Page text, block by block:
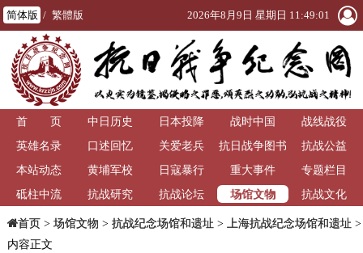
简体版 / 繁體版 2026年8月9日 星期日 11:49:01
首 页 中日历史 日本投降 战时中国
战线战役
英雄名录
口述回忆 关爱老兵
抗日战争图书
馆
抗战公益
本站动态
黄埔军校 日寇暴行 重大事件
专题栏目
砥柱中流
抗战研究 抗战论坛 场馆文物 抗战文化
首页> 场馆文物 > 抗战纪念场馆和遗址 > 上海抗战纪念场馆和遗址 >
内容正文